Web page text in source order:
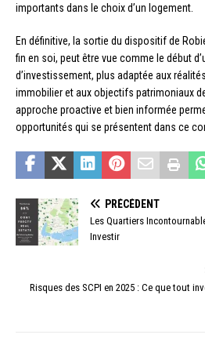
importants dans le choix d’un logement.
En définitive, la sortie du dispositif de
fin en soi, peut être vue comme le début
d’investissement, plus adaptée aux
immobilier et aux objectifs patrimoniaux
approche proactive et bien informée
opportunités qui se présentent dans ce
PRÉCÉDENT
Les Quartiers
Investir
Risques des SCPI en 2025 : Ce que tout